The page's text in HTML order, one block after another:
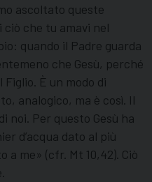
ascoltato queste
ciò che tu amavi nel
quando il Padre guarda
che Gesù, perché
È un modo di
analogico, ma è così. Il
noi. Per questo Gesù ha
d’acqua dato al più
me» (cfr. Mt 10,42). Ciò